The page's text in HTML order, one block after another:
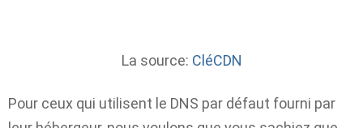
La source: CléCDN
Pour ceux qui utilisent le DNS par défaut fourni par